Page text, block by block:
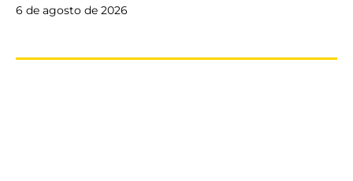
6 de agosto de 2026